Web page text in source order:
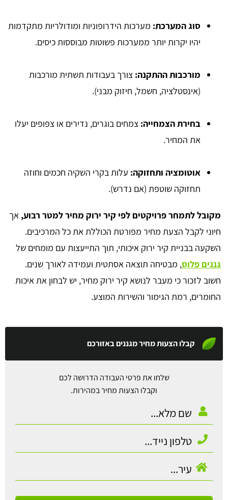
סוג המערכת: מערכות הידרופוניות ומודולריות מתקדמות
יהיו יקרות יותר ממערכות פשוטות מבוססות כיסים.
מורכבות ההתקנה: צורך בעבודות תשתית מורכבות
(אינסטלציה, חשמל, חיזוק מבני).
בחירת הצמחייה: צמחים בוגרים, נדירים או צפופים יעלו
את המחיר.
אוטומציה ותחזוקה: עלות בקרי השקיה חכמים וחוזה
תחזוקה שוטפת (אם נדרש).
מקובל לתמחר פרויקטים לפי קיר ירוק מחיר למטר רבוע, אך
חיוני לקבל הצעת מחיר מפורטת הכוללת את כל המרכיבים.
השקעה בבניית קיר ירוק איכותי, תוך התייעצות עם מומחים של
גננים פלוס, מבטיחה תוצאה אסתטית ועמידה לאורך שנים.
חשוב לזכור כי מעבר לנושא קיר ירוק מחיר, יש לבחון את איכות
החומרים, רמת הגימור והשירות המוצע.
קבלו הצעות מחיר מגננים באזורכם
שלחו את פרטי העבודה הדרושה לכם
וקבלו הצעות מחיר במהירות.